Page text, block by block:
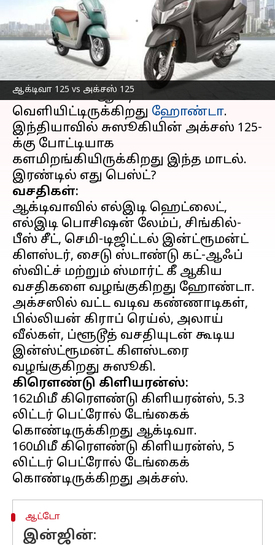
ஆக்டிவா 125 vs அக்சஸ் 125
எழுதியவர் Prasanna Venkatesh Apr 22, 2023 03:01 pm
செய்தி முன்னோட்டம்
2023-ம் ஆண்டுக்கான அப்டேட்
செய்யப்பட்ட ஆக்டிவா-125 மாடலை
வெளியிட்டிருக்கிறது ஹோண்டா.
இந்தியாவில் சுஸூகியின் அக்சஸ் 125-
க்கு போட்டியாக
களமிறங்கியிருக்கிறது இந்த மாடல்.
வசதிகள்:
ஆக்டிவாவில் எல்இடி ஹெட்லைட்,
எல்இடி பொசிஷன் லேம்ப், சிங்கில்-
பீஸ் சீட், செமி-டிஜிட்டல் இன்ட்ரூமன்ட்
கிளஸ்டர், சைடு ஸ்டாண்டு கட்-ஆஃப்
ஸ்விட்ச் மற்றும் ஸ்மார்ட் கீ ஆகிய
வசதிகளை வழங்குகிறது ஹோண்டா.
அக்சஸில் வட்ட வடிவ கண்ணாடிகள்,
பில்லியன் கிராப் ரெய்ல், அலாய்
வீல்கள், ப்ளூடூத் வசதியுடன் கூடிய
இன்ஸ்ட்ரூமன்ட் கிளஸ்டரை
கிரௌண்டு கிளியரன்ஸ்:
162மிமீ கிரௌண்டு கிளியரன்ஸ், 5.3
லிட்டர் பெட்ரோல் டேங்கைக்
கொண்டிருக்கிறது ஆக்டிவா.
160மிமீ கிரௌண்டு கிளியரன்ஸ், 5
லிட்டர் பெட்ரோல் டேங்கைக்
ஆட்டோ
இன்ஜின்: